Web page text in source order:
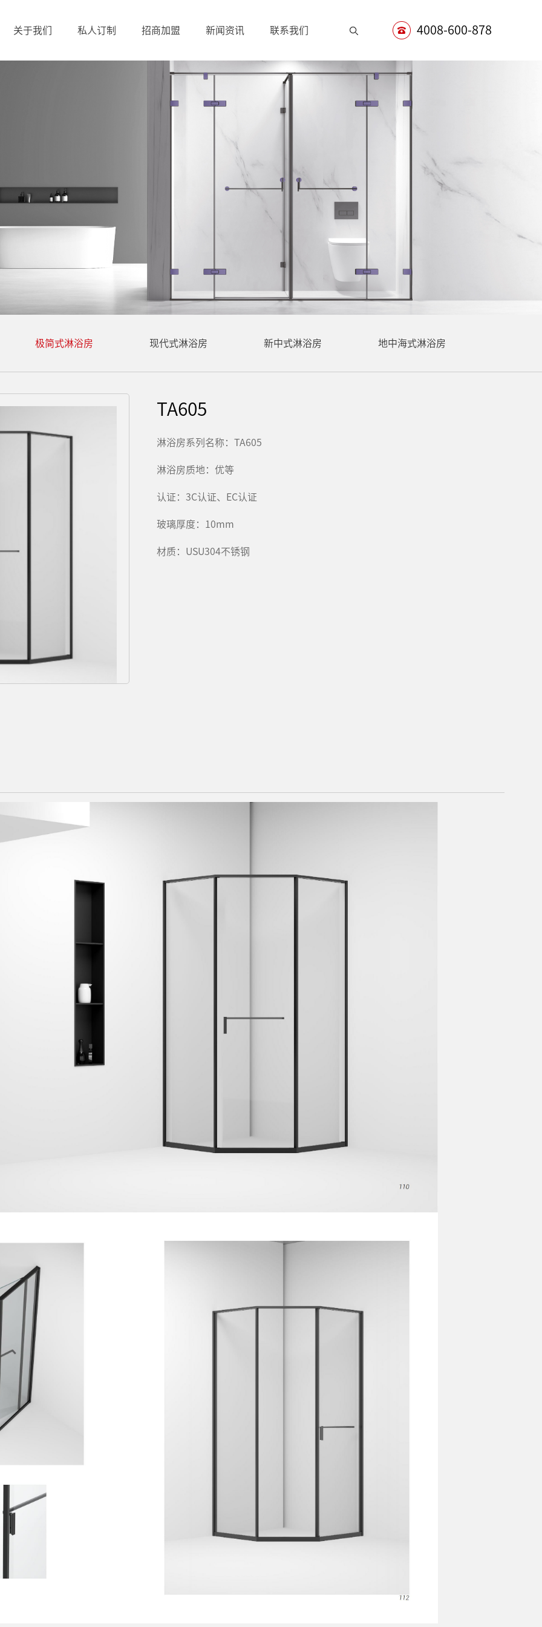
关于我们 私人订制 招商加盟 新闻资讯 联系我们 4008-600-878
极简式淋浴房 现代式淋浴房 新中式淋浴房 地中海式淋浴房
TA605
淋浴房系列名称：TA605
淋浴房质地：优等
认证：3C认证、EC认证
玻璃厚度：10mm
材质：USU304不锈钢